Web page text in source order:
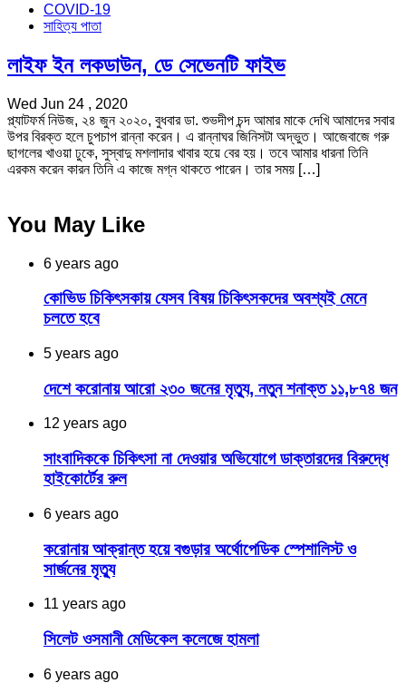
COVID-19
সাহিত্য পাতা
লাইফ ইন লকডাউন, ডে সেভেনটি ফাইভ
Wed Jun 24 , 2020
প্ল্যাটফর্ম নিউজ, ২৪ জুন ২০২০, বুধবার ডা. শুভদীপ চন্দ আমার মাকে দেখি আমাদের সবার
উপর বিরক্ত হলে চুপচাপ রান্না করেন। এ রান্নাঘর জিনিসটা অদ্ভুত। আজেবাজে গরু
ছাগলের খাওয়া ঢুকে, সুস্বাদু মশলাদার খাবার হয়ে বের হয়। তবে আমার ধারনা তিনি
এরকম করেন কারন তিনি এ কাজে মগ্ন থাকতে পারেন। তার সময় […]
You May Like
6 years ago
কোভিড চিকিৎসকায় যেসব বিষয় চিকিৎসকদের অবশ্যই মেনে
চলতে হবে
5 years ago
দেশে করোনায় আরো ২৩০ জনের মৃত্যু, নতুন শনাক্ত ১১,৮৭৪ জন
12 years ago
সাংবাদিককে চিকিৎসা না দেওয়ার অভিযোগে ডাক্তারদের বিরুদ্ধে
হাইকোর্টের রুল
6 years ago
করোনায় আক্রান্ত হয়ে বগুড়ার অর্থোপেডিক স্পেশালিস্ট ও
সার্জনের মৃত্যু
11 years ago
সিলেট ওসমানী মেডিকেল কলেজে হামলা
6 years ago